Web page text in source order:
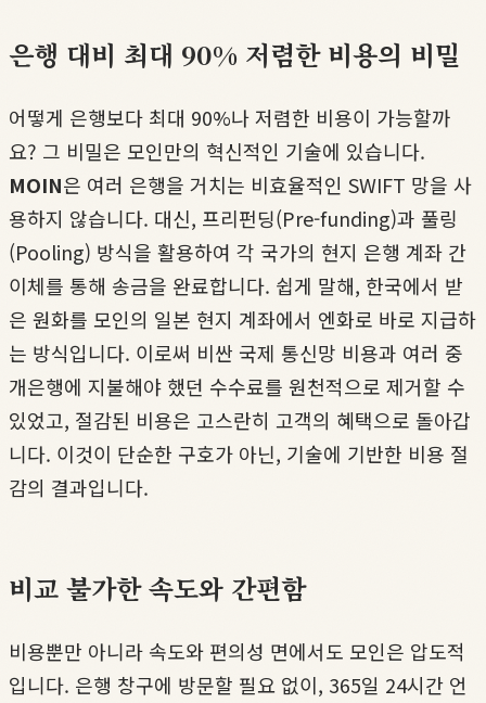
은행 대비 최대 90% 저렴한 비용의 비밀
어떻게 은행보다 최대 90%나 저렴한 비용이 가능할까
요? 그 비밀은 모인만의 혁신적인 기술에 있습니다.
MOIN은 여러 은행을 거치는 비효율적인 SWIFT 망을 사
용하지 않습니다. 대신, 프리펀딩(Pre-funding)과 풀링
(Pooling) 방식을 활용하여 각 국가의 현지 은행 계좌 간
이체를 통해 송금을 완료합니다. 쉽게 말해, 한국에서 받
은 원화를 모인의 일본 현지 계좌에서 엔화로 바로 지급하
는 방식입니다. 이로써 비싼 국제 통신망 비용과 여러 중
개은행에 지불해야 했던 수수료를 원천적으로 제거할 수
있었고, 절감된 비용은 고스란히 고객의 혜택으로 돌아갑
니다. 이것이 단순한 구호가 아닌, 기술에 기반한 비용 절
감의 결과입니다.
비교 불가한 속도와 간편함
비용뿐만 아니라 속도와 편의성 면에서도 모인은 압도적
입니다. 은행 창구에 방문할 필요 없이, 365일 24시간 언